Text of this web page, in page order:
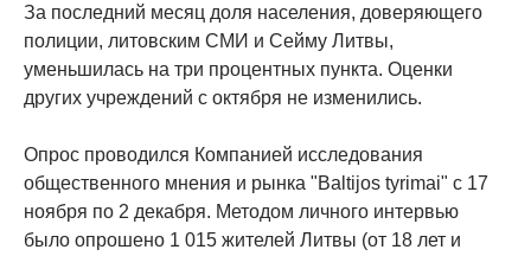
За последний месяц доля населения, доверяющего
полиции, литовским СМИ и Сейму Литвы,
уменьшилась на три процентных пункта. Оценки
других учреждений с октября не изменились.
Опрос проводился Компанией исследования
общественного мнения и рынка "Baltijos tyrimai" с 17
ноября по 2 декабря. Методом личного интервью
было опрошено 1 015 жителей Литвы (от 18 лет и